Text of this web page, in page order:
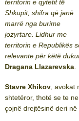
territorin e qytetit të
Shkupit, shifra që janë
marrë nga burime
jozyrtare. Lidhur me
territorin e Republikës
relevante për këtë
Dragana Llazarevska
Stavre Xhikov ,
shtetëror, thotë se te
çojnë drejtësinë deri